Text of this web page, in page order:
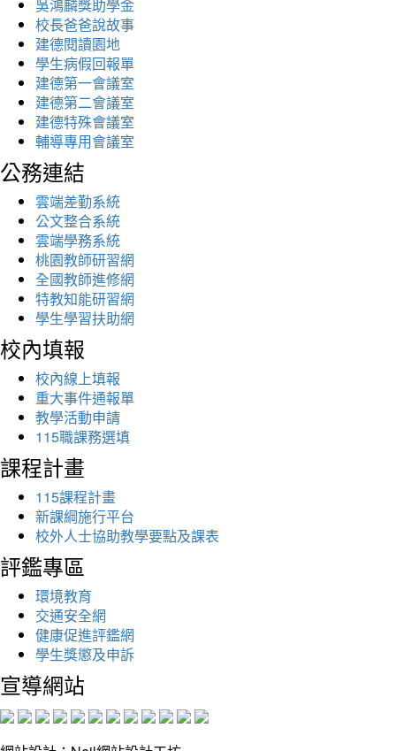
吳鴻麟獎助學金
校長爸爸說故事
建德閱讀園地
學生病假回報單
建德第一會議室
建德第二會議室
建德特殊會議室
輔導專用會議室
公務連結
雲端差勤系統
公文整合系統
雲端學務系統
桃園教師研習網
全國教師進修網
特教知能研習網
學生學習扶助網
校內填報
校內線上填報
重大事件通報單
教學活動申請
115職課務選填
課程計畫
115課程計畫
新課綱施行平台
校外人士協助教學要點及課表
評鑑專區
環境教育
交通安全網
健康促進評鑑網
學生獎懲及申訴
宣導網站